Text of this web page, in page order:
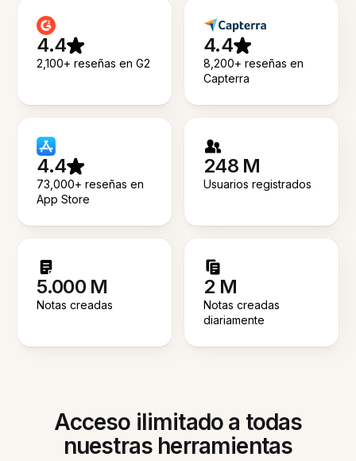
4.4
2,100+ reseñas en G2
4.4
8,200+ reseñas en
Capterra
4.4
73,000+ reseñas en
App Store
248 M
Usuarios registrados
5.000 M
Notas creadas
2 M
Notas creadas
diariamente
Acceso ilimitado a todas
nuestras herramientas